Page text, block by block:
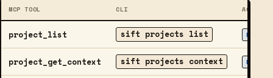
MCP TOOL CLI ACCESS
project_list sift projects list READ
project_get_context sift projects context READ